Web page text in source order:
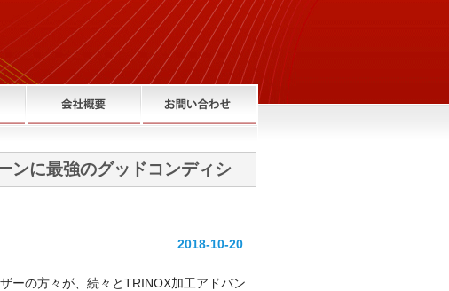
ンに最強のグッドコンディシ
2018-10-20
ーの方々が、続々とTRINOX加工アドバン